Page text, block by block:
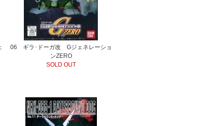
06 ギラ･ドーガ改 Gジェネレーショ
ンZERO
SOLD OUT